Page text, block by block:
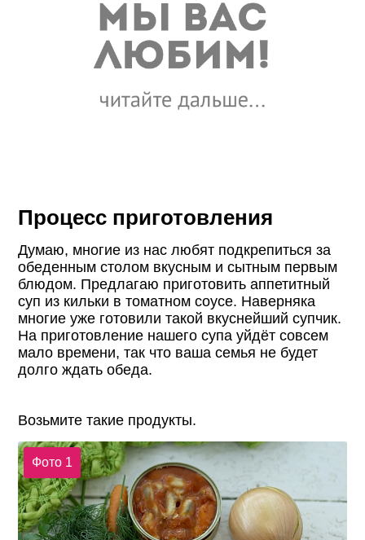
Процесс приготовления
Думаю, многие из нас любят подкрепиться за
обеденным столом вкусным и сытным первым
блюдом. Предлагаю приготовить аппетитный
суп из кильки в томатном соусе. Наверняка
многие уже готовили такой вкуснейший супчик.
На приготовление нашего супа уйдёт совсем
мало времени, так что ваша семья не будет
долго ждать обеда.
Возьмите такие продукты.
Фото 1